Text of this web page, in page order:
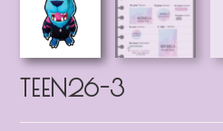
TEEN26-3